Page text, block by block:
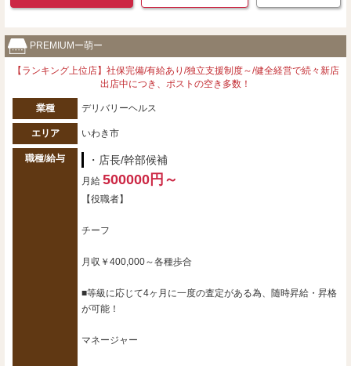
PREMIUMー萌ー
【ランキング上位店】社保完備/有給あり/独立支援制度～/健全経営で続々新店
出店中につき、ポストの空き多数！
業種 デリバリーヘルス
エリア いわき市
職種/給与 ・店長/幹部候補
月給 500000円～
【役職者】
チーフ
月収￥400,000～各種歩合
■等級に応じて4ヶ月に一度の査定がある為、随時昇給・昇格
が可能！
マネージャー